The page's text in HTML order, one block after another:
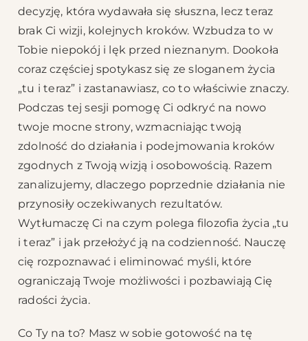
decyzję, która wydawała się słuszna, lecz teraz
brak Ci wizji, kolejnych kroków. Wzbudza to w
Tobie niepokój i lęk przed nieznanym. Dookoła
coraz częściej spotykasz się ze sloganem życia
„tu i teraz” i zastanawiasz, co to właściwie znaczy.
Podczas tej sesji pomogę Ci odkryć na nowo
twoje mocne strony, wzmacniając twoją
zdolność do działania i podejmowania kroków
zgodnych z Twoją wizją i osobowością. Razem
zanalizujemy, dlaczego poprzednie działania nie
przynosiły oczekiwanych rezultatów.
Wytłumaczę Ci na czym polega filozofia życia „tu
i teraz” i jak przełożyć ją na codzienność. Nauczę
cię rozpoznawać i eliminować myśli, które
ograniczają Twoje możliwości i pozbawiają Cię
radości życia.
Co Ty na to? Masz w sobie gotowość na tę